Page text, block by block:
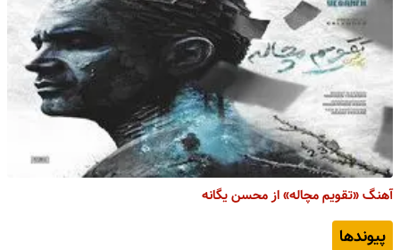
آهنگ «تقویم مچاله» از محسن یگانه
پیوندها